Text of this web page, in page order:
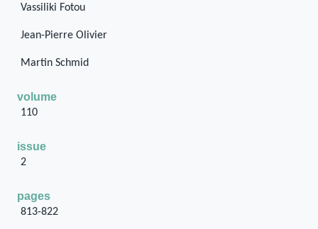
Vassiliki Fotou
Jean-Pierre Olivier
Martin Schmid
volume
110
issue
2
pages
813-822